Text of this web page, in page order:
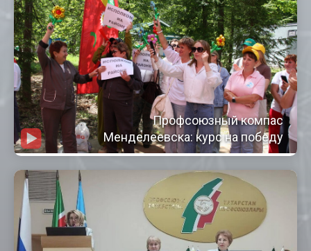
Профсоюзный компас
Менделеевска: курс на победу